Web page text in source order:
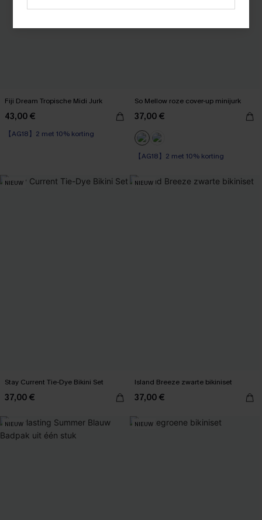
Fiji Dream Tropische Midi Jurk
43,00 €
【AG18】2 met 10% korting
So Mellow roze cover-up minijurk
37,00 €
【AG18】2 met 10% korting
NIEUW
Stay Current Tie-Dye Bikini Set
37,00 €
NIEUW
Island Breeze zwarte bikiniset
37,00 €
NIEUW NIEUW